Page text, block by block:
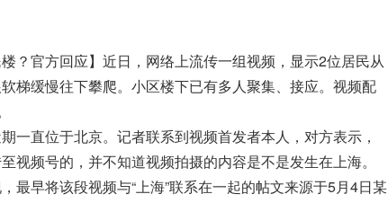
？官方回应】近日，网络上流传一组视频，显示2位居民从
梯缓慢往下攀爬。小区楼下已有多人聚集、接应。视频配
一直位于北京。记者联系到视频首发者本人，对方表示，
视频号的，并不知道视频拍摄的内容是不是发生在上海。
最早将该段视频与“上海”联系在一起的帖文来源于5月4日某